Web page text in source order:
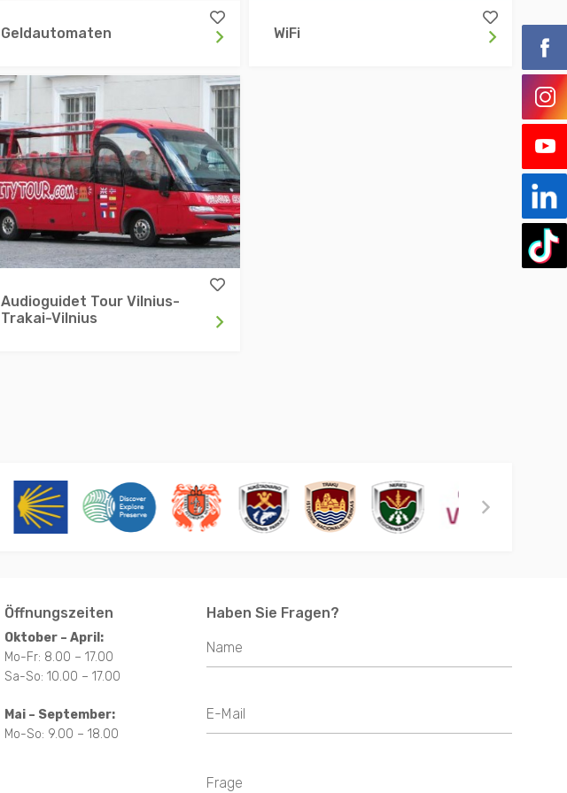
Geldautomaten WiFi
Audioguidet Tour Vilnius-
Trakai-Vilnius
Öffnungszeiten
Oktober – April:
Mo-Fr: 8.00 – 17.00
Sa-So: 10.00 – 17.00
Mai – September:
Mo-So: 9.00 – 18.00
Haben Sie Fragen?